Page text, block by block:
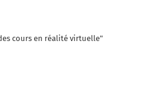
cours en réalité virtuelle"